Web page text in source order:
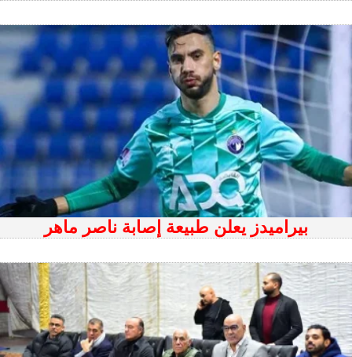
بيراميدز يعلن طبيعة إصابة ناصر ماهر